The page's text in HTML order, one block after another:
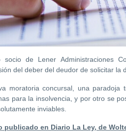
socio de Lener Administraciones
del deber del deudor de solicitar la
moratoria concursal, una
para la insolvencia, y por otro se
inviables.
publicado en Diario La Ley, de